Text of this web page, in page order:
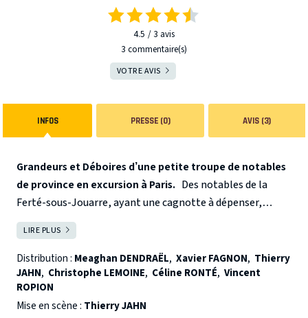
4.5 3 avis
3 commentaire(s)
VOTRE AVIS
INFOS PRESSE (0) AVIS (3)
Grandeurs et Déboires d’une petite troupe de notables
de province en excursion à Paris. Des notables de la
Ferté-sous-Jouarre, ayant une cagnotte à dépenser,
s’offrent un voyage d’une journée à Paris, mais, par un
enchaînement de méprises et de quiproquos dont Labiche
a le secret, l’excursion vire au cauchemar. Victimes d’une
erreur judiciaire, ils parviennent à s’évader du fourgon qui
les transfère à la prison, en plein carnaval de mardi gras.
Flouée, dépouillée de leurs effets personnels et de leur
LIRE PLUS
Distribution : Meaghan DENDRAËL, Xavier FAGNON, Thierry
JAHN, Christophe LEMOINE, Céline RONTÉ, Vincent
ROPION
Mise en scène : Thierry JAHN